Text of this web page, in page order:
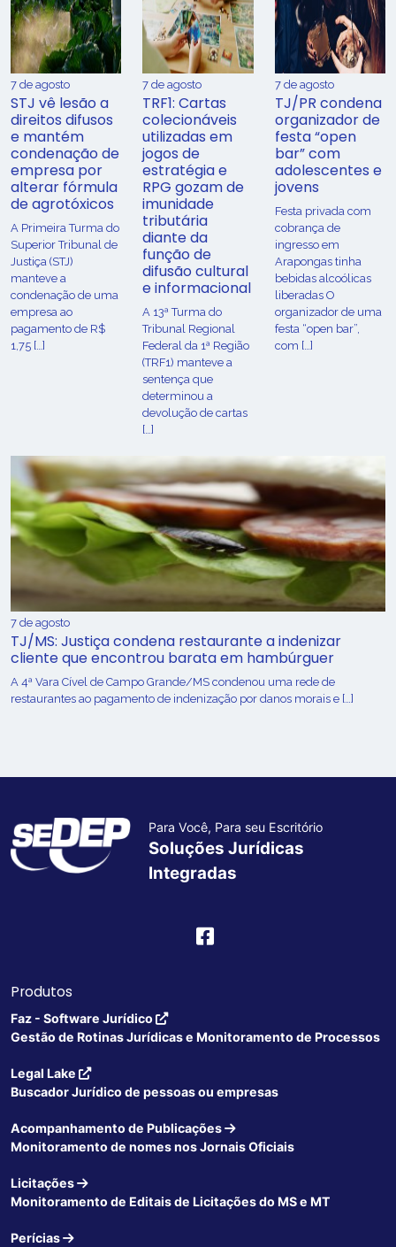
7 de agosto
STJ vê lesão a
direitos difusos
e mantém
condenação de
empresa por
alterar fórmula
de agrotóxicos
​A Primeira Turma do
Superior Tribunal de
Justiça (STJ)
manteve a
condenação de uma
empresa ao
pagamento de R$
1,75 […]
7 de agosto
TRF1: Cartas
colecionáveis
utilizadas em
jogos de
estratégia e
RPG gozam de
imunidade
tributária
diante da
função de
difusão cultural
e informacional
A 13ª Turma do
Tribunal Regional
Federal da 1ª Região
(TRF1) manteve a
sentença que
determinou a
devolução de cartas
[…]
7 de agosto
TJ/PR condena
organizador de
festa “open
bar” com
adolescentes e
jovens
Festa privada com
cobrança de
ingresso em
Arapongas tinha
bebidas alcoólicas
liberadas O
organizador de uma
festa “open bar”,
com […]
7 de agosto
TJ/MS: Justiça condena restaurante a indenizar
cliente que encontrou barata em hambúrguer
A 4ª Vara Cível de Campo Grande/MS condenou uma rede de
restaurantes ao pagamento de indenização por danos morais e […]
Para Você, Para seu Escritório
Soluções Jurídicas
Integradas
Produtos
Faz - Software Jurídico
Gestão de Rotinas Jurídicas e Monitoramento de Processos
Legal Lake
Buscador Jurídico de pessoas ou empresas
Acompanhamento de Publicações
Monitoramento de nomes nos Jornais Oficiais
Licitações
Monitoramento de Editais de Licitações do MS e MT
Perícias